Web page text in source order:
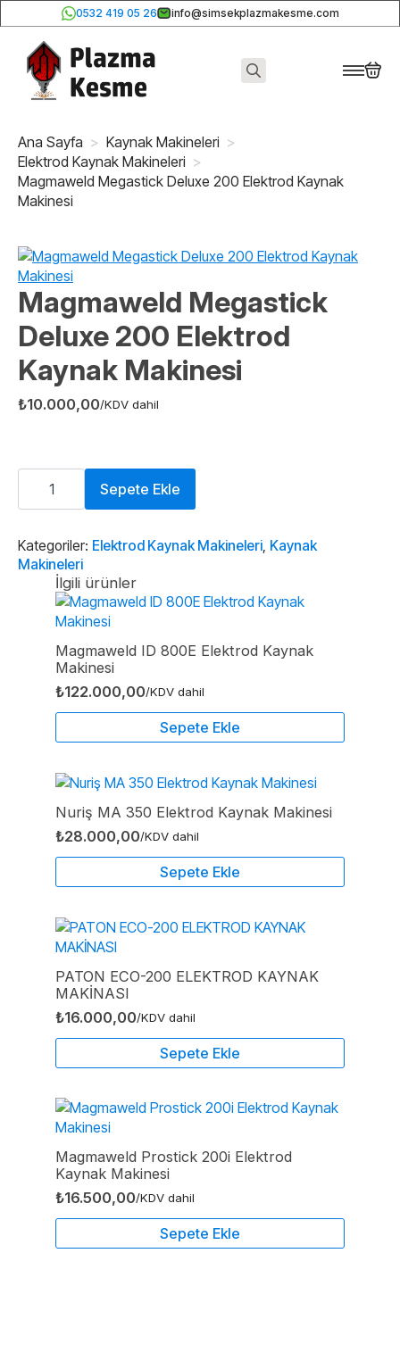
0532 419 05 26 info@simsekplazmakesme.com
Ana Sayfa
Kaynak Makineleri
Elektrod Kaynak Makineleri
Magmaweld Megastick Deluxe 200 Elektrod Kaynak
Makinesi
Magmaweld Megastick
Deluxe 200 Elektrod
Kaynak Makinesi
₺10.000,00/KDV dahil
Magmaweld
Megastick
Deluxe
Kaynak
Makinesi
adet
Sepete Ekle
Kategoriler: Elektrod Kaynak Makineleri, Kaynak
Makineleri
İlgili ürünler
Magmaweld ID 800E Elektrod Kaynak
Makinesi
₺122.000,00/KDV dahil
Sepete Ekle
Nuriş MA 350 Elektrod Kaynak Makinesi
₺28.000,00/KDV dahil
Sepete Ekle
PATON ECO-200 ELEKTROD KAYNAK
MAKİNASI
₺16.000,00/KDV dahil
Sepete Ekle
Magmaweld Prostick 200i Elektrod
Kaynak Makinesi
₺16.500,00/KDV dahil
Sepete Ekle